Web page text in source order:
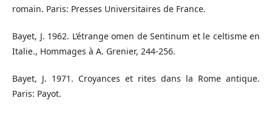
romain. Paris: Presses Universitaires de France.
Bayet, J. 1962. L’étrange omen de Sentinum et le celtisme en
Italie., Hommages à A. Grenier, 244-256.
Bayet, J. 1971. Croyances et rites dans la Rome antique.
Paris: Payot.